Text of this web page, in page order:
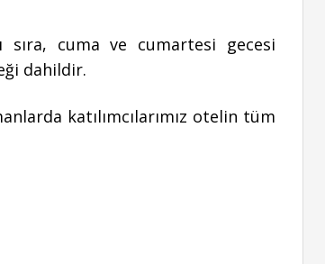
cuma ve cumartesi gecesi
dahildir.
katılımcılarımız otelin tüm